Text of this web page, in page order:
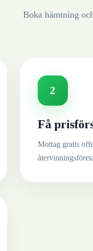
Boka hämtning
2
Få
Mottag gratis